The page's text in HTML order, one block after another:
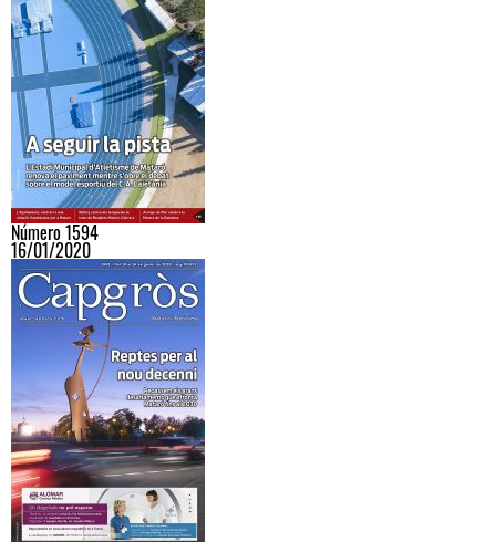
Número 1594
16/01/2020